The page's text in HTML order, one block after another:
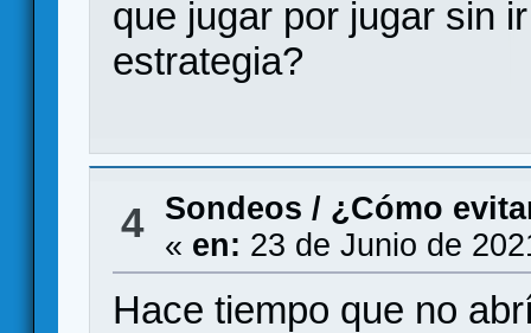
que jugar por jugar sin
estrategia?
4 Sondeos / ¿Cómo
« en: 23 de Junio de
Hace tiempo que no